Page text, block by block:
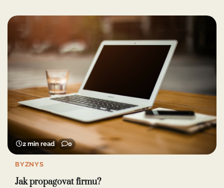
2 min read 0
BYZNYS
Jak propagovat firmu?